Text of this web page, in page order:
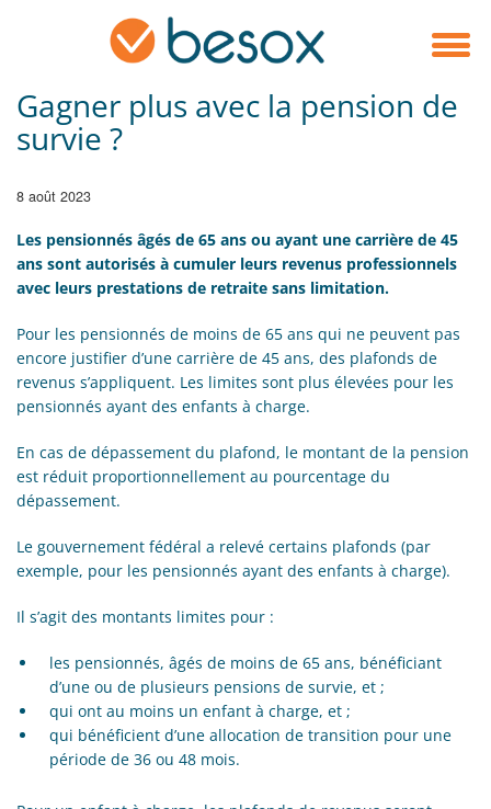
Gagner plus avec la pension de
survie ?
8 août 2023
Les pensionnés âgés de 65 ans ou ayant une carrière de 45
ans sont autorisés à cumuler leurs revenus professionnels
avec leurs prestations de retraite sans limitation.
Pour les pensionnés de moins de 65 ans qui ne peuvent pas
encore justifier d’une carrière de 45 ans, des plafonds de
revenus s’appliquent. Les limites sont plus élevées pour les
pensionnés ayant des enfants à charge.
En cas de dépassement du plafond, le montant de la pension
est réduit proportionnellement au pourcentage du
dépassement.
Le gouvernement fédéral a relevé certains plafonds (par
exemple, pour les pensionnés ayant des enfants à charge).
Il s’agit des montants limites pour :
les pensionnés, âgés de moins de 65 ans, bénéficiant
d’une ou de plusieurs pensions de survie, et ;
qui ont au moins un enfant à charge, et ;
qui bénéficient d’une allocation de transition pour une
période de 36 ou 48 mois.